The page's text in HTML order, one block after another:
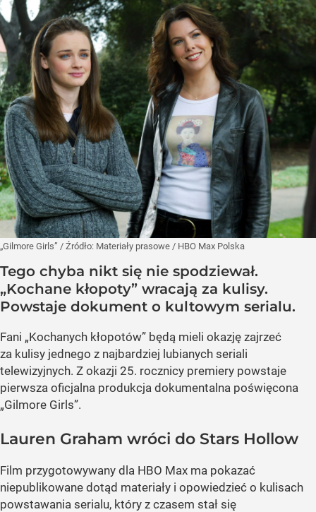
„Gilmore Girls” / Źródło: Materiały prasowe / HBO Max Polska
Tego chyba nikt się nie spodziewał.
„Kochane kłopoty” wracają za kulisy.
Powstaje dokument o kultowym serialu.
Fani „Kochanych kłopotów” będą mieli okazję zajrzeć
za kulisy jednego z najbardziej lubianych seriali
telewizyjnych. Z okazji 25. rocznicy premiery powstaje
pierwsza oficjalna produkcja dokumentalna poświęcona
„Gilmore Girls”.
Lauren Graham wróci do Stars Hollow
Film przygotowywany dla HBO Max ma pokazać
niepublikowane dotąd materiały i opowiedzieć o kulisach
powstawania serialu, który z czasem stał się